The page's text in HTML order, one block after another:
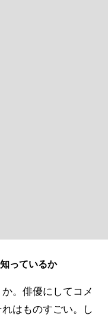
っているか
。俳優にしてコメ
はものすごい。し